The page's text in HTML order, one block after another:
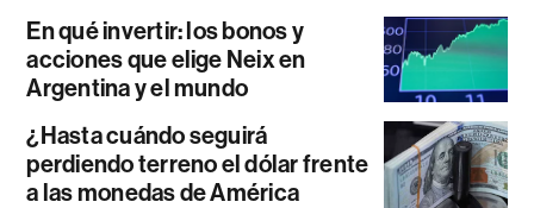
En qué invertir: los bonos y
acciones que elige Neix en
Argentina y el mundo
¿Hasta cuándo seguirá
perdiendo terreno el dólar frente
a las monedas de América